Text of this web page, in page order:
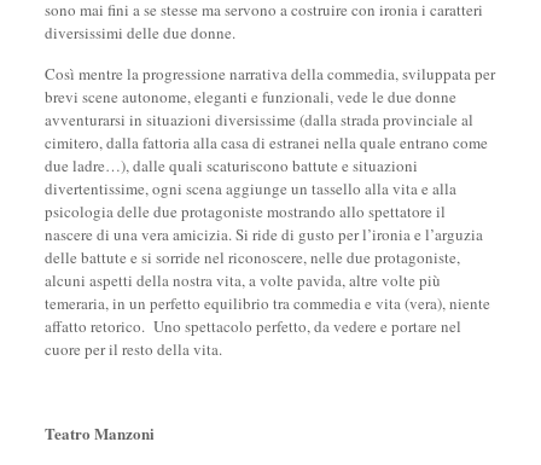
sono mai fini a se stesse ma servono a costruire con ironia i caratteri
diversissimi delle due donne.
Così mentre la progressione narrativa della commedia, sviluppata per
brevi scene autonome, eleganti e funzionali, vede le due donne
avventurarsi in situazioni diversissime (dalla strada provinciale al
cimitero, dalla fattoria alla casa di estranei nella quale entrano come
due ladre…), dalle quali scaturiscono battute e situazioni
divertentissime, ogni scena aggiunge un tassello alla vita e alla
psicologia delle due protagoniste mostrando allo spettatore il
nascere di una vera amicizia. Si ride di gusto per l’ironia e l’arguzia
delle battute e si sorride nel riconoscere, nelle due protagoniste,
alcuni aspetti della nostra vita, a volte pavida, altre volte più
temeraria, in un perfetto equilibrio tra commedia e vita (vera), niente
affatto retorico. Uno spettacolo perfetto, da vedere e portare nel
cuore per il resto della vita.
Teatro Manzoni